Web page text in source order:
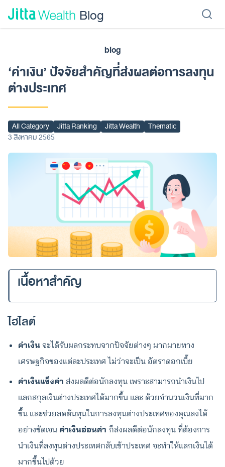
Skip to content - ข้ามไปที่เนื้อหา
Blog
ลงทุนอัตโนมัติ
blog
‘ค่าเงิน’ ปัจจัยสำคัญที่ส่งผลต่อการลงทุน
ต่างประเทศ
All Category Jitta Ranking Jitta Wealth
Thematic
3 สิงหาคม 2565
เนื้อหาสำคัญ
ไฮไลต์
ค่าเงิน จะได้รับผลกระทบจากปัจจัยต่างๆ มากมายทาง
เศรษฐกิจของแต่ละประเทศ ไม่ว่าจะเป็น อัตราดอกเบี้ย
ค่าเงินแข็งค่า ส่งผลดีต่อนักลงทุน เพราะสามารถนำเงินไป
แลกสกุลเงินต่างประเทศได้มากขึ้น และ ด้วยจำนวนเงินที่มาก
ขึ้น และช่วยลดต้นทุนในการลงทุนต่างประเทศของคุณลงได้
อย่างชัดเจน ค่าเงินอ่อนค่า ก็ส่งผลดีต่อนักลงทุน ที่ต้องการ
นำเงินที่ลงทุนต่างประเทศกลับเข้าประเทศ จะทำให้แลกเงินได้
มากขึ้นไปด้วย